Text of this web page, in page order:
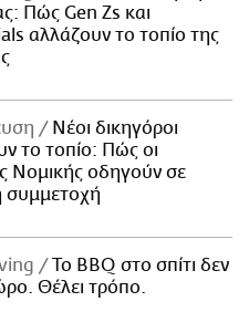
Πώς Gen Zs και
αλλάζουν το τοπίο της
Νέοι δικηγόροι
το τοπίο: Πώς οι
Νομικής οδηγούν σε
συμμετοχή
Το BBQ στο σπίτι δεν
Θέλει τρόπο.